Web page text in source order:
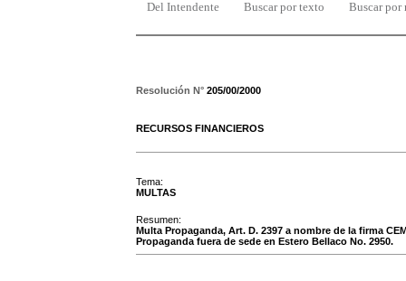
Del Intendente Buscar por texto Buscar por
Resolución N° 205/00/2000
RECURSOS FINANCIEROS
Tema:
MULTAS
Resumen:
Multa Propaganda, Art. D. 2397 a nombre de la firma
Propaganda fuera de sede en Estero Bellaco No. 2950.